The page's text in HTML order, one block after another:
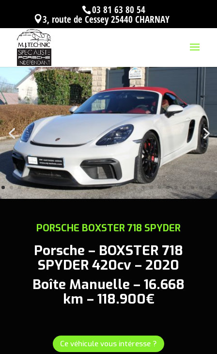
03 81 63 80 54
3, route de Cessey 25440 CHARNAY
PORSCHE BOXSTER 718 SPYDER
Porsche – BOXSTER 718
SPYDER 420cv – 2020
Boîte Manuelle – 16.668
km – 118.900€
Ce véhicule vous intéresse ?